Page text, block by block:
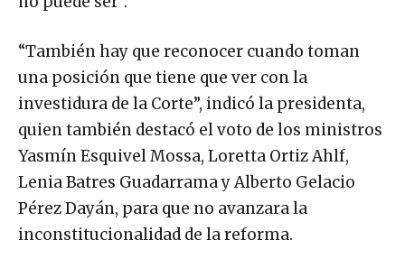
“También hay que reconocer cuando toman
una posición que tiene que ver con la
investidura de la Corte”, indicó la presidenta,
quien también destacó el voto de los ministros
Yasmín Esquivel Mossa, Loretta Ortiz Ahlf,
Lenia Batres Guadarrama y Alberto Gelacio
Pérez Dayán, para que no avanzara la
inconstitucionalidad de la reforma.